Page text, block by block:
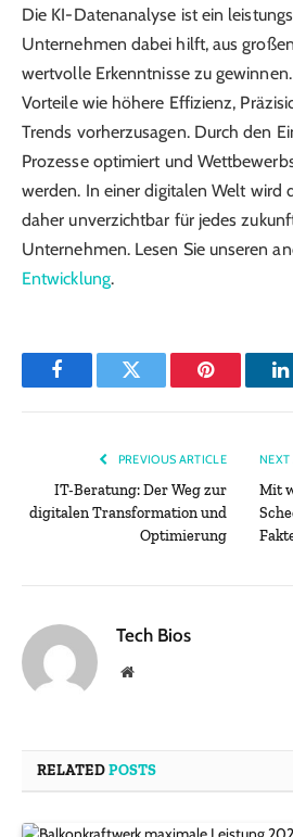
Die KI-Datenanalyse ist ein
Unternehmen dabei hilft, aus
wertvolle Erkenntnisse zu
Vorteile wie höhere Effizienz,
Trends vorherzusagen. Durch den
Prozesse optimiert und
werden. In einer digitalen Welt wird
daher unverzichtbar für jedes
Unternehmen. Lesen Sie unseren
Entwicklung.
FacebookTwitter Pinterest
PREVIOUS ARTICLE
IT-Beratung: Der Weg zur
digitalen Transformation und
Optimierung
NEXT
Mit
Tech Bios
Website
RELATEDPOSTS